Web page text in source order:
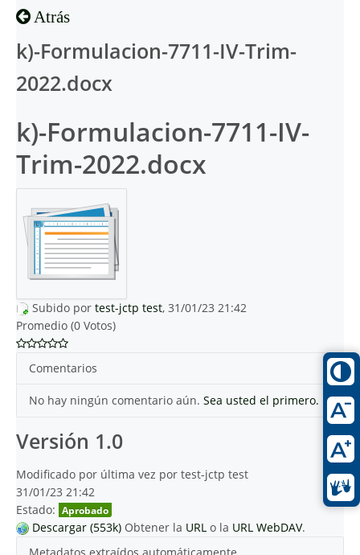
Atrás
k)-Formulacion-7711-IV-Trim-
2022.docx
k)-Formulacion-7711-IV-
Trim-2022.docx
Subido por test-jctp test, 31/01/23 21:42
Promedio (0 Votos)
Comentarios
No hay ningún comentario aún. Sea usted el primero.
Versión 1.0
Modificado por última vez por test-jctp test
31/01/23 21:42
Estado: Aprobado
Descargar (553k) Obtener la URL o la URL WebDAV.